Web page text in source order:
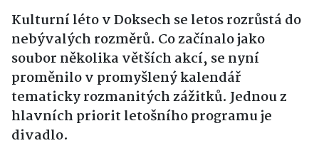
Kulturní léto v Doksech se letos rozrůstá do
nebývalých rozměrů. Co začínalo jako
soubor několika větších akcí, se nyní
proměnilo v promyšlený kalendář
tematicky rozmanitých zážitků. Jednou z
hlavních priorit letošního programu je
divadlo.